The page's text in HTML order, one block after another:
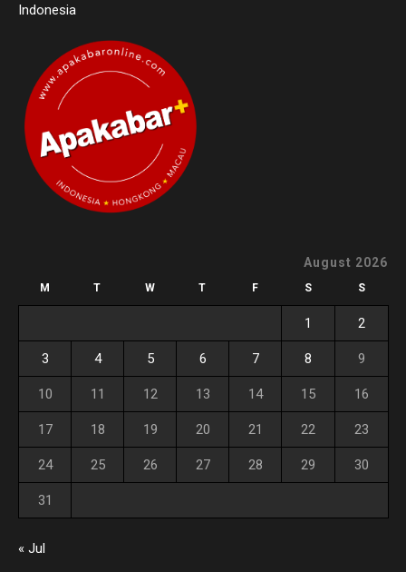
Indonesia
August 2026
M T W T F S S
1 2
3 4 5 6 7 8 9
10 11 12 13 14 15 16
17 18 19 20 21 22 23
24 25 26 27 28 29 30
31
« Jul